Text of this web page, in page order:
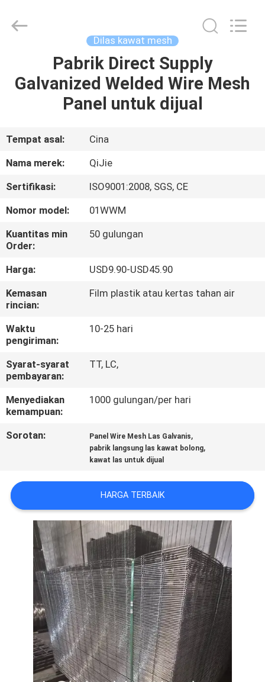
RUMAH
PRODUK
TENTANG
KAMI
TUR
PABRIK
KONTROL
KUALITAS
HUBUNGI
KAMI
PERMINTAAN
SITEMAP
POLICY
MFG
Dilas kawat mesh
Pabrik Direct Supply
Galvanized Welded Wire Mesh
Panel untuk dijual
Tempat asal:
Cina
Nama merek:
QiJie
Sertifikasi:
ISO9001:2008, SGS, CE
Nomor model:
01WWM
Kuantitas min
Order:
50 gulungan
Harga:
USD9.90-USD45.90
Kemasan
rincian:
Film plastik atau kertas tahan air
Waktu
pengiriman:
10-25 hari
Syarat-syarat
pembayaran:
TT, LC,
Menyediakan
kemampuan:
1000 gulungan/per hari
Sorotan: Panel Wire Mesh Las Galvanis,
pabrik langsung las kawat bolong,
kawat las untuk dijual
HARGA TERBAIK